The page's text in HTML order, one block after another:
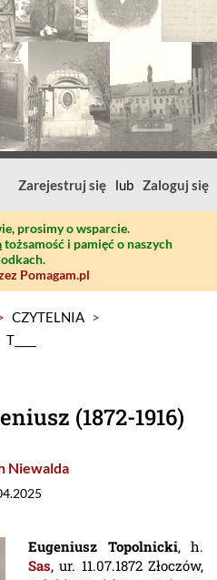
Zarejestruj się lub Zaloguj się
prosimy o wsparcie.
i pamięć o naszych
Pomagam.pl
CZYTELNIA >
T____
(1872-1916)
Niewalda
Eugeniusz Topolnicki, h.
Sas, ur. 11.07.1872 Złoczów,